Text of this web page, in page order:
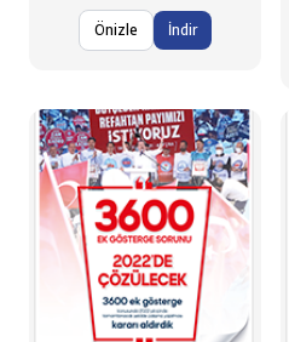
Önizle İndir